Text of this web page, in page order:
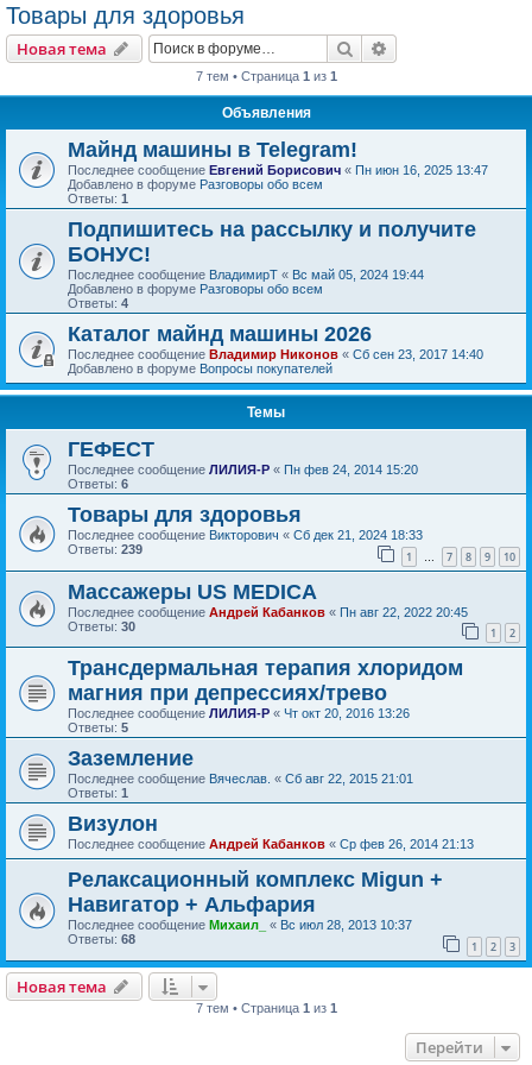
Товары для здоровья
Новая тема Поиск
7 тем • Страница 1 из 1
Объявления
Майнд машины в Telegram!
Последнее сообщение Евгений Борисович « Пн июн 16, 2025 13:47
Добавлено в форуме Разговоры обо всем
Ответы: 1
Подпишитесь на рассылку и получите
БОНУС!
Последнее сообщение ВладимирТ « Вс май 05, 2024 19:44
Добавлено в форуме Разговоры обо всем
Ответы: 4
Каталог майнд машины 2026
Последнее сообщение Владимир Никонов « Сб сен 23, 2017 14:40
Добавлено в форуме Вопросы покупателей
Темы
ГЕФЕСТ
Последнее сообщение ЛИЛИЯ-Р « Пн фев 24, 2014 15:20
Ответы: 6
Товары для здоровья
Последнее сообщение Викторович « Сб дек 21, 2024 18:33
Ответы: 239 1 … 7 8 9 10
Массажеры US MEDICA
Последнее сообщение Андрей Кабанков « Пн авг 22, 2022 20:45
Ответы: 30 1 2
Трансдермальная терапия хлоридом
магния при депрессиях/трево
Последнее сообщение ЛИЛИЯ-Р « Чт окт 20, 2016 13:26
Ответы: 5
Заземление
Последнее сообщение Вячеслав. « Сб авг 22, 2015 21:01
Ответы: 1
Визулон
Последнее сообщение Андрей Кабанков « Ср фев 26, 2014 21:13
Релаксационный комплекс Migun +
Навигатор + Альфария
Последнее сообщение Михаил_ « Вс июл 28, 2013 10:37
Ответы: 68 1 2 3
Новая тема
7 тем • Страница 1 из 1
Перейти